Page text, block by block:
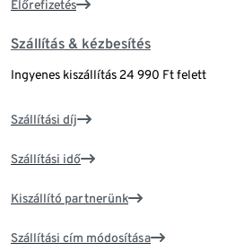
Előrefizetés
Szállítás & kézbesítés
Ingyenes kiszállítás 24 990 Ft felett
Szállítási díj
Szállítási idő
Kiszállító partnerünk
Szállítási cím módosítása